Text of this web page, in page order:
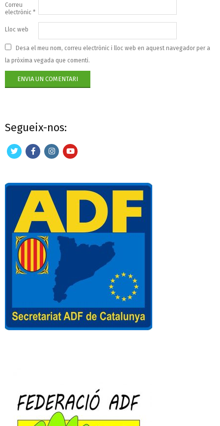
Correu
electrònic *
Lloc web
Desa el meu nom, correu electrònic i lloc web en aquest navegador per a
la pròxima vegada que comenti.
Segueix-nos: